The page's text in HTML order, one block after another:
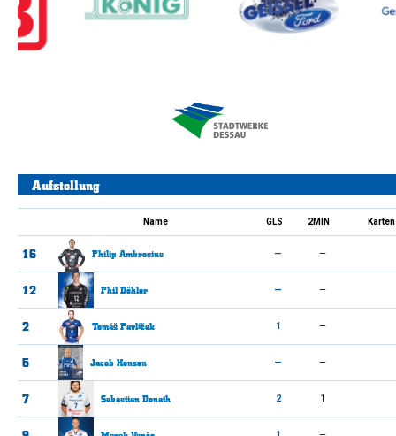
Aufstellung
Name GLS 2MIN Karten
16 Philip Ambrosius — —
12 Phil Döhler — —
2 Tomáš Pavlíček 1 —
5 Jacob Hensen — —
7 Sebastian Donath 2 1